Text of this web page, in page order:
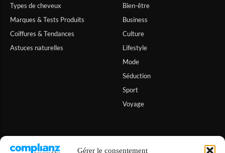
Gérer le consentement
Types de cheveux
Marques & Tests Produits
Coiffures & Tendances
Astuces naturelles
Bien-être
Business
Culture
Lifestyle
Mode
Séduction
Sport
Voyage
Informations